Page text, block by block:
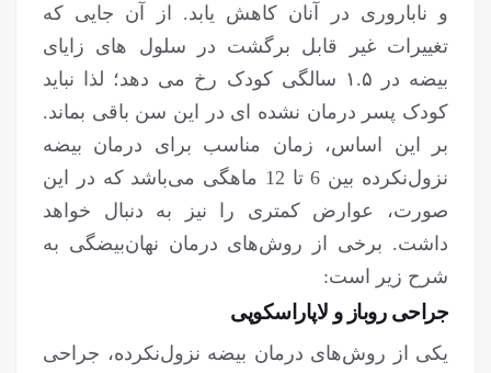
و ناباروری در آنان کاهش یابد. از آن جایی که
تغییرات غیر قابل برگشت در سلول های زایای
بیضه در ۱.۵ سالگی کودک رخ می دهد؛ لذا نباید
کودک پسر درمان نشده ای در این سن باقی بماند.
بر این اساس، زمان مناسب برای درمان بیضه
نزول‌نکرده بین 6 تا 12 ماهگی می‌باشد که در این
صورت، عوارض کمتری را نیز به دنبال خواهد
داشت. برخی از روش‌های درمان نهان‌بیضگی به
شرح زیر است:
جراحی روباز و لاپاراسکوپی
یکی از روش‌های درمان بیضه نزول‌نکرده، جراحی